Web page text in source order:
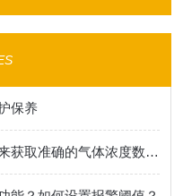
保养
如何正确操作复合气体检测仪来获取准确的气体浓度数据？